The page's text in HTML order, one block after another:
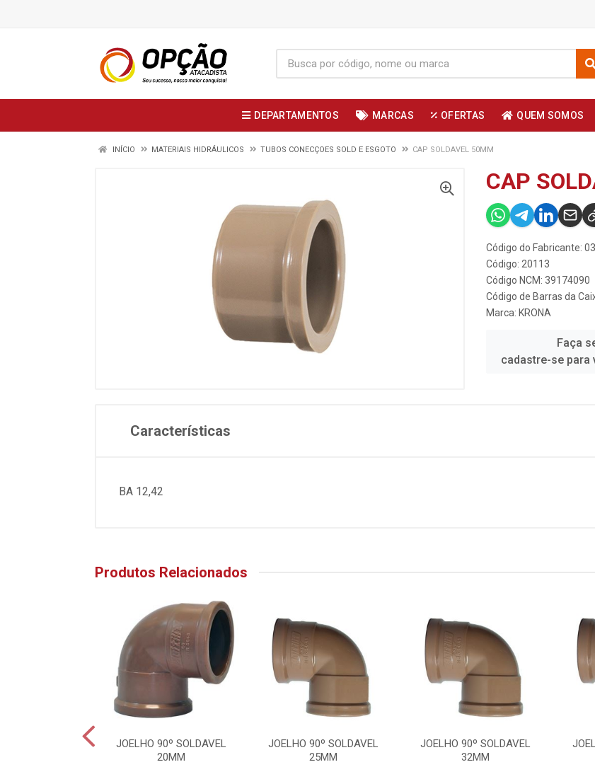
DEPARTAMENTOS MARCAS OFERTAS QUEM SOMOS
INÍCIO MATERIAIS HIDRÁULICOS TUBOS CONECÇOES SOLD E ESGOTO CAP SOLDAVEL 50MM
CAP
Código do Fabricante:
Código: 20113
Código NCM: 39174090
Código de Barras da
Marca: KRONA
Faça
cadastre-se para
Características
BA 12,42
Produtos Relacionados
JOELHO 90º SOLDAVEL
20MM
JOELHO 90º SOLDAVEL
25MM
JOELHO 90º SOLDAVEL
32MM